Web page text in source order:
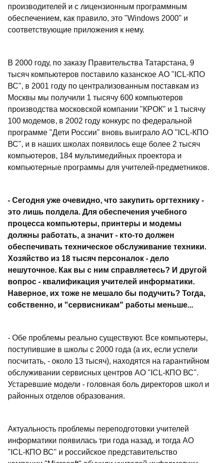
производителей и с лицензионным программным
обеспечением, как правило, это "Windows 2000" и
соответствующие приложения к нему.
В 2000 году, по заказу Правительства Татарстана, 9
тысяч компьютеров поставило казанское АО "ICL-КПО
ВС", в 2001 году по централизованным поставкам из
Москвы мы получили 1 тысячу 600 компьютеров
производства московской компании "КРОК" и 1 тысячу
100 модемов, в 2002 году конкурс по федеральной
программе "Дети России" вновь выиграло АО "ICL-КПО
ВС", и в наших школах появилось еще более 2 тысяч
компьютеров, 184 мультимедийных проектора и
компьютерные программы для учителей-предметников.
- Сегодня уже очевидно, что закупить оргтехнику -
это лишь полдела. Для обеспечения учебного
процесса компьютеры, принтеры и модемы
должны работать, а значит - кто-то должен
обеспечивать техническое обслуживание техники.
Хозяйство из 18 тысяч персоналок - дело
нешуточное. Как вы с ним справляетесь? И другой
вопрос - квалификация учителей информатики.
Наверное, их тоже не мешало бы подучить? Тогда,
собственно, и "сервисникам" работы меньше...
- Обе проблемы реально существуют. Все компьютеры,
поступившие в школы с 2000 года (а их, если успели
посчитать, - около 13 тысяч), находятся на гарантийном
обслуживании сервисных центров АО "ICL-КПО ВС".
Устаревшие модели - головная боль директоров школ и
районных отделов образования.
Актуальность проблемы переподготовки учителей
информатики появилась три года назад, и тогда АО
"ICL-КПО ВС" и российское представительство